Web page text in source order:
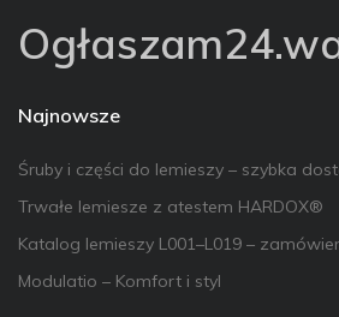
Najnowsze
Śruby i części do lemieszy – szybka
Trwałe lemiesze z atestem HARDOX®
Katalog lemieszy L001–L019 –
Modulatio – Komfort i styl